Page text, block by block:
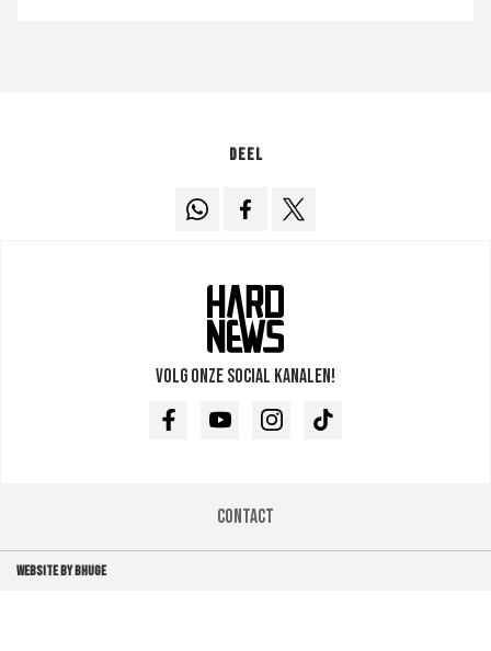
Deel
Volg onze social kanalen!
FacebookYoutubeInstagramTikTok
Contact
WEBSITE BY BHUGE